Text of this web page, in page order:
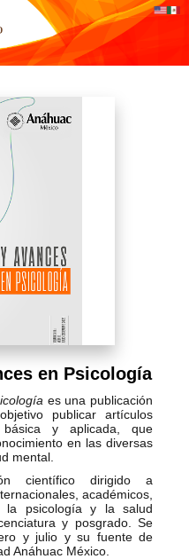
en Psicología
es una publicación
publicar artículos
básica y aplicada, que
en las diversas
mental.
científico dirigido a
académicos,
la psicología y la salud
y posgrado. Se
y julio y su fuente de
Anáhuac México.